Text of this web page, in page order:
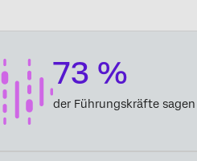
73 %
der Führungskräfte